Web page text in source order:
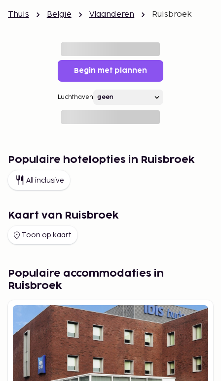
Thuis België Vlaanderen Ruisbroek
Begin met plannen
Luchthaven
Populaire hotelopties in Ruisbroek
All inclusive
Kaart van Ruisbroek
Toon op kaart
Populaire accommodaties in
Ruisbroek